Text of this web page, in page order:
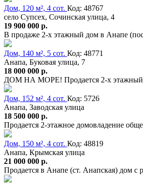
Дом, 120 м², 4 сот. Код: 48767
село Супсех, Сочинская улица, 4
19 900 000 р.
В продаже 2-х этажный дом в Анапе
Дом, 140 м², 5 сот. Код: 48771
Анапа, Буковая улица, 7
18 000 000 р.
ДОМ НА МОРЕ! Продается 2-х этажный
Дом, 152 м², 4 сот. Код: 5726
Анапа, Заводская улица
18 500 000 р.
Продается 2-этажное домовладение
Дом, 150 м², 4 сот. Код: 48819
Анапа, Крымская улица
21 000 000 р.
Продается в Анапе (ст. Анапская) дом